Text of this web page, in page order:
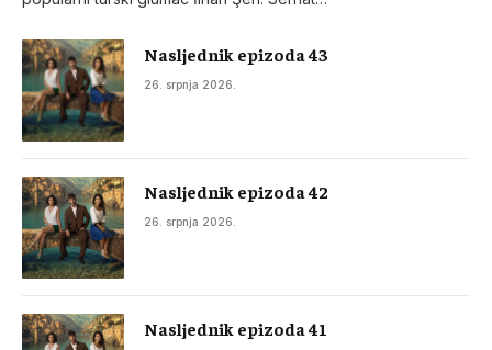
Nasljednik epizoda 43
26. srpnja 2026.
Nasljednik epizoda 42
26. srpnja 2026.
Nasljednik epizoda 41